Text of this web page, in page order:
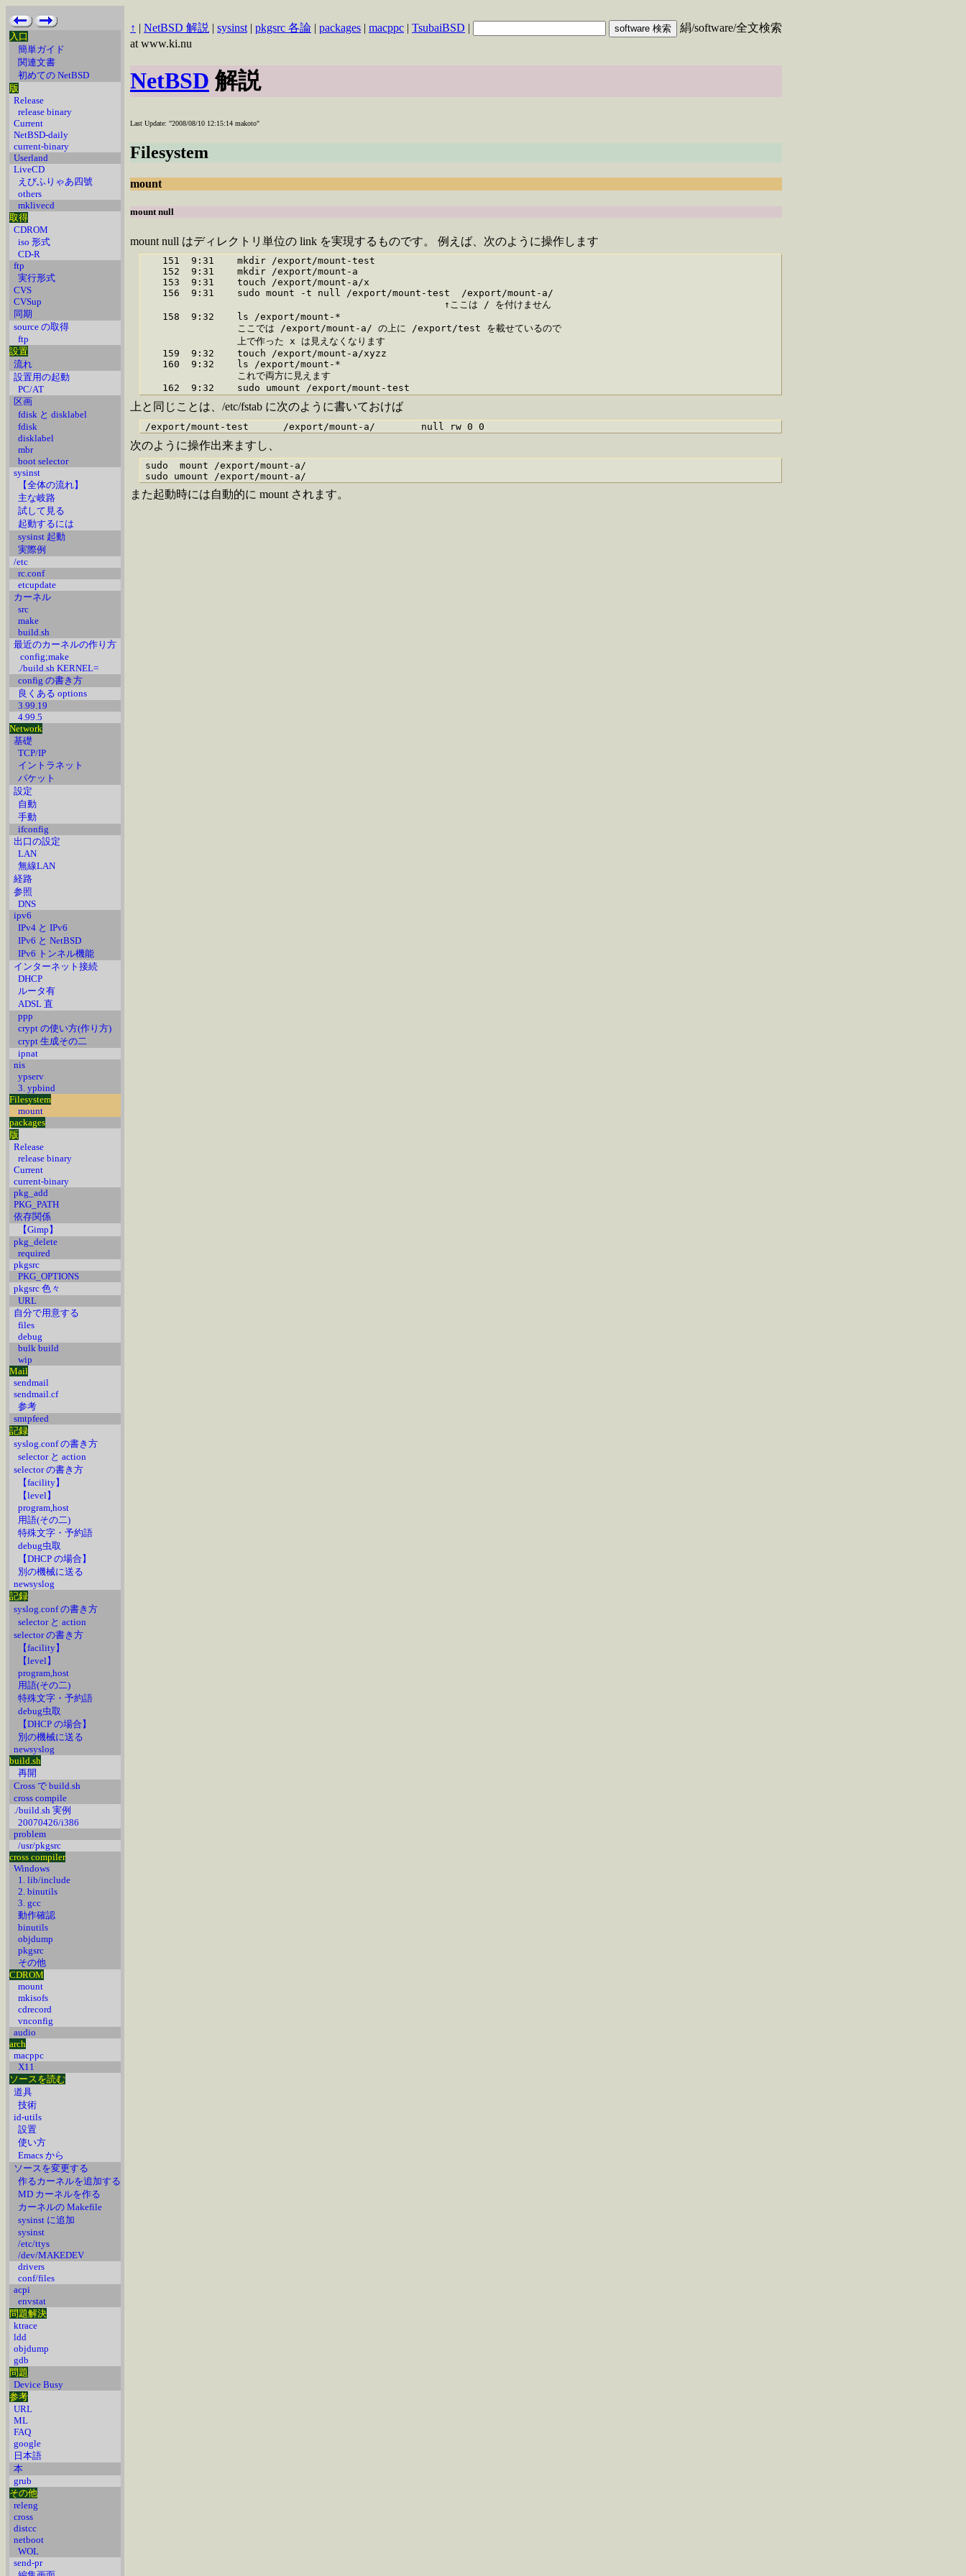
入口
簡単ガイド
関連文書
初めての NetBSD
版
Release
release binary
Current
NetBSD-daily
current-binary
Userland
LiveCD
えびふりゃあ四號
others
mklivecd
取得
CDROM
iso 形式
CD-R
ftp
実行形式
CVS
CVSup
同期
source の取得
ftp
設置
流れ
設置用の起動
PC/AT
区画
fdisk と disklabel
fdisk
disklabel
mbr
boot selector
sysinst
【全体の流れ】
主な岐路
試して見る
起動するには
sysinst 起動
実際例
/etc
rc.conf
etcupdate
カーネル
src
make
build.sh
最近のカーネルの作り方
config;make
./build.sh KERNEL=
config の書き方
良くある options
3.99.19
4.99.5
Network
基礎
TCP/IP
イントラネット
パケット
設定
自動
手動
ifconfig
出口の設定
LAN
無線LAN
経路
参照
DNS
ipv6
IPv4 と IPv6
IPv6 と NetBSD
IPv6 トンネル機能
インターネット接続
DHCP
ルータ有
ADSL 直
ppp
crypt の使い方(作り方)
crypt 生成その二
ipnat
nis
ypserv
3. ypbind
Filesystem
mount
packages
版
Release
release binary
Current
current-binary
pkg_add
PKG_PATH
依存関係
【Gimp】
pkg_delete
required
pkgsrc
PKG_OPTIONS
pkgsrc 色々
URL
自分で用意する
files
debug
bulk build
wip
Mail
sendmail
sendmail.cf
参考
smtpfeed
記録
syslog.conf の書き方
selector と action
selector の書き方
【facility】
【level】
program,host
用語(その二)
特殊文字・予約語
debug虫取
【DHCP の場合】
別の機械に送る
newsyslog
記録
syslog.conf の書き方
selector と action
selector の書き方
【facility】
【level】
program,host
用語(その二)
特殊文字・予約語
debug虫取
【DHCP の場合】
別の機械に送る
newsyslog
build.sh
再開
Cross で build.sh
cross compile
./build.sh 実例
20070426/i386
problem
/usr/pkgsrc
cross compiler
Windows
1. lib/include
2. binutils
3. gcc
動作確認
binutils
objdump
pkgsrc
その他
CDROM
mount
mkisofs
cdrecord
vnconfig
audio
arch
macppc
X11
ソースを読む
道具
技術
id-utils
設置
使い方
Emacs から
ソースを変更する
作るカーネルを追加する
MD カーネルを作る
カーネルの Makefile
sysinst に追加
sysinst
/etc/ttys
/dev/MAKEDEV
drivers
conf/files
acpi
envstat
問題解決
ktrace
ldd
objdump
gdb
問題
Device Busy
参考
URL
ML
FAQ
google
日本語
本
grub
その他
releng
cross
distcc
netboot
WOL
send-pr
↑ | NetBSD 解説 | sysinst | pkgsrc 各論 | packages | macppc | TsubaiBSD |
絹/software/全文検索
at www.ki.nu
NetBSD 解説
Last Update: "2008/08/10 12:15:14 makoto"
Filesystem
mount
mount null
mount null はディレクトリ単位の link を実現するものです。 例えば、次のように操作します
   151  9:31    mkdir /export/mount-test
   152  9:31    mkdir /export/mount-a
   153  9:31    touch /export/mount-a/x
   156  9:31    sudo mount -t null /export/mount-test  /export/mount-a/
                                                    ↑ここは / を付けません
   158  9:32    ls /export/mount-*
                ここでは /export/mount-a/ の上に /export/test を載せているので
                上で作った x は見えなくなります
   159  9:32    touch /export/mount-a/xyzz
   160  9:32    ls /export/mount-*
                これで両方に見えます
上と同じことは、/etc/fstab に次のように書いておけば
次のように操作出来ますし、
sudo  mount /export/mount-a/
また起動時には自動的に mount されます。